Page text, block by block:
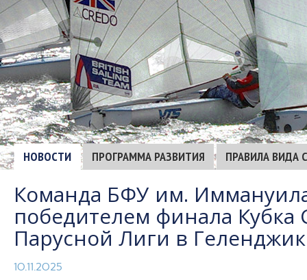
НОВОСТИ ПРОГРАММА РАЗВИТИЯ ПРАВИЛА ВИДА
Команда БФУ им.
победителем финала Кубка
Парусной Лиги в
10.11.2025